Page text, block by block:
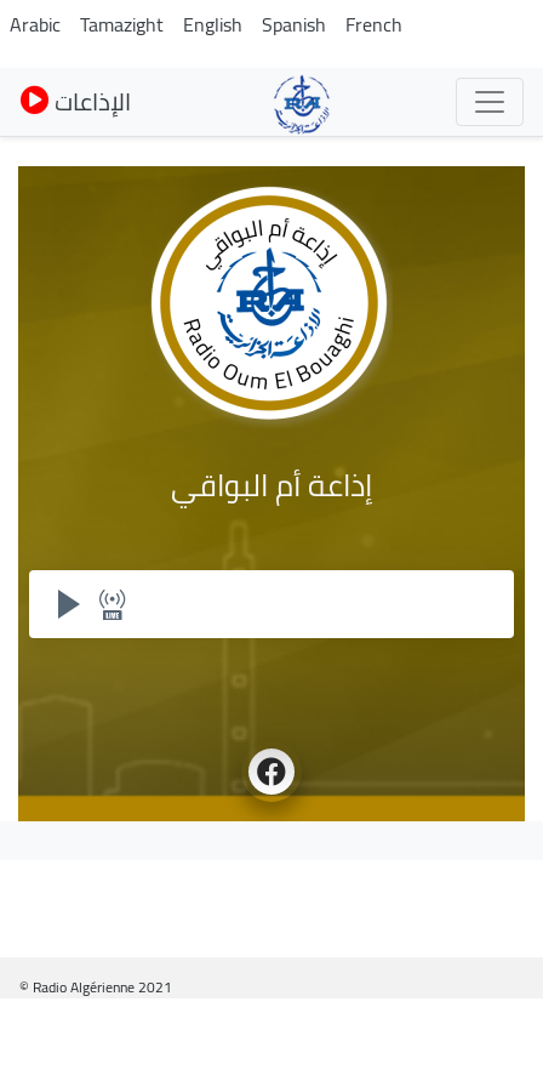
Skip
to
main
content
Arabic Tamazight English Spanish French
الإذاعات
إذاعة أم البواقي
© Radio Algérienne 2021